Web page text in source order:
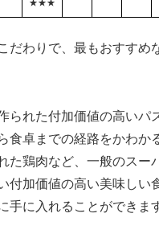
★★★
だわりで、最もおすすめ
られた付加価値の高いパ
食卓までの経路をかわか
た鶏肉など、一般のスー
付加価値の高い美味しい
手に入れることができま